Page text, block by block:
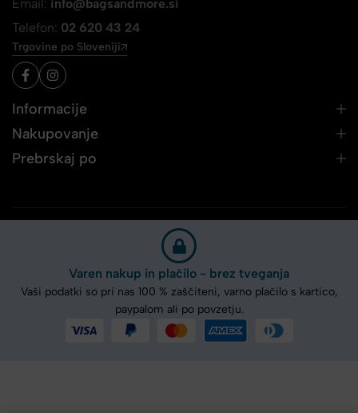
Email: info@bagsandmore.si
Telefon: 02 620 43 24
Trgovine po Sloveniji
Informacije
Nakupovanje
Prebrskaj po
Varen nakup in plačilo - brez tveganja
Vaši podatki so pri nas 100 % zaščiteni, varno plačilo s kartico,
paypalom ali po povzetju.